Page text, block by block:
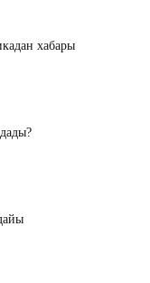
хабары